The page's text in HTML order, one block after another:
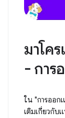
มาโค
- การ
ใน "การออก
เติมเกี่ยวกับ